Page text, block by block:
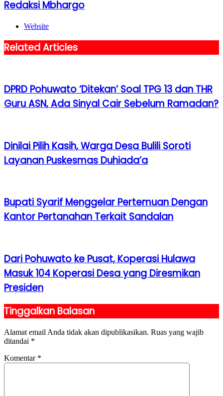
Redaksi Mbhargo
Website
Related Articles
DPRD Pohuwato ‘Ditekan’ Soal TPG 13 dan THR
Guru ASN, Ada Sinyal Cair Sebelum Ramadan?
Dinilai Pilih Kasih, Warga Desa Bulili Soroti
Layanan Puskesmas Duhiada’a
Bupati Syarif Menggelar Pertemuan Dengan
Kantor Pertanahan Terkait Sandalan
Dari Pohuwato ke Pusat, Koperasi Hulawa
Masuk 104 Koperasi Desa yang Diresmikan
Presiden
Tinggalkan Balasan
Alamat email Anda tidak akan dipublikasikan. Ruas yang wajib
ditandai *
Komentar *